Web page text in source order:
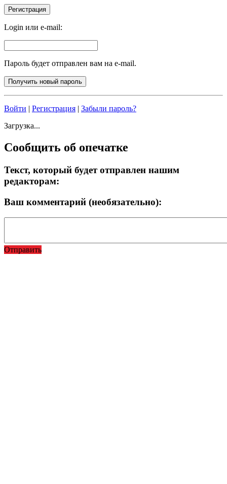
Login или e-mail:
Пароль будет отправлен вам на e-mail.
Войти Регистрация
Забыли пароль?
Загрузка...
Сообщить об опечатке
Текст, который будет отправлен нашим
редакторам:
Ваш комментарий (необязательно):
Отправить